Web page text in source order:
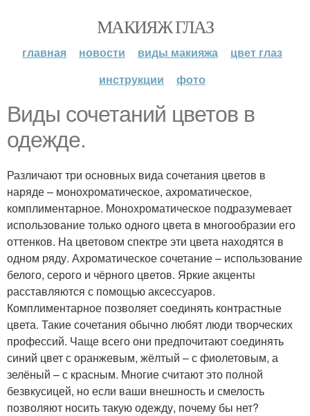
МАКИЯЖ ГЛАЗ
главная новости виды макияжа
цвет глаз
инструкции
фото
Виды сочетаний цветов в
одежде.
Различают три основных вида сочетания цветов в
наряде – монохроматическое, ахроматическое,
комплиментарное. Монохроматическое подразумевает
использование только одного цвета в многообразии его
оттенков. На цветовом спектре эти цвета находятся в
одном ряду. Ахроматическое сочетание – использование
белого, серого и чёрного цветов. Яркие акценты
расставляются с помощью аксессуаров.
Комплиментарное позволяет соединять контрастные
цвета. Такие сочетания обычно любят люди творческих
профессий. Чаще всего они предпочитают соединять
синий цвет с оранжевым, жёлтый – с фиолетовым, а
зелёный – с красным. Многие считают это полной
безвкусицей, но если ваши внешность и смелость
позволяют носить такую одежду, почему бы нет?